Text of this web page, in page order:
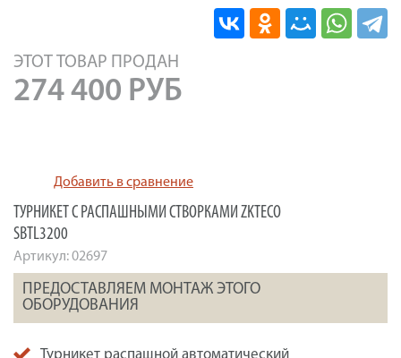
ЭТОТ ТОВАР ПРОДАН
274 400 РУБ
Добавить в сравнение
ТУРНИКЕТ С РАСПАШНЫМИ СТВОРКАМИ ZKTECO
SBTL3200
Артикул:02697
ПРЕДОСТАВЛЯЕМ МОНТАЖ ЭТОГО
ОБОРУДОВАНИЯ